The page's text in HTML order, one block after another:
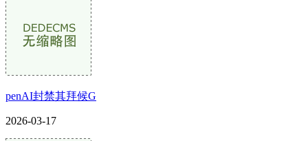
penAI封禁其拜候G
2026-03-17